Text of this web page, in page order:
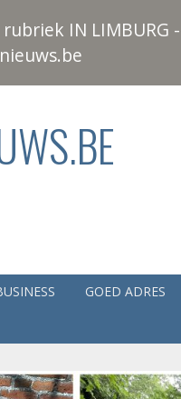
IN
GOED ADRES